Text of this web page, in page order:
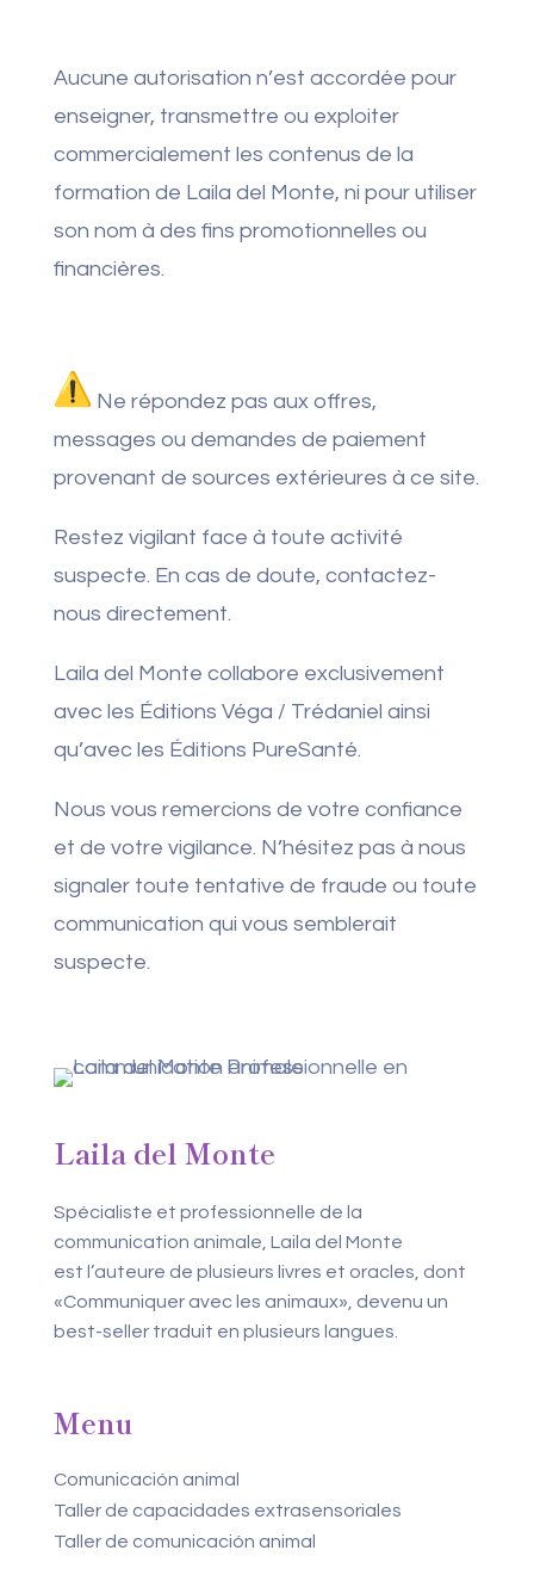
Aucune autorisation n’est accordée pour
enseigner, transmettre ou exploiter
commercialement les contenus de la
formation de Laila del Monte, ni pour utiliser
son nom à des fins promotionnelles ou
financières.
Ne répondez pas aux offres,
messages ou demandes de paiement
provenant de sources extérieures à ce site.
Restez vigilant face à toute activité
suspecte. En cas de doute, contactez-
nous directement.
Laila del Monte collabore exclusivement
avec les Éditions Véga / Trédaniel ainsi
qu’avec les Éditions PureSanté.
Nous vous remercions de votre confiance
et de votre vigilance. N’hésitez pas à nous
signaler toute tentative de fraude ou toute
communication qui vous semblerait
suspecte.
Laila del Monte
Spécialiste et professionnelle de la
communication animale, Laila del Monte
est l’auteure de plusieurs livres et oracles, dont
«Communiquer avec les animaux», devenu un
best-seller traduit en plusieurs langues.
Menu
Comunicación animal
Taller de capacidades extrasensoriales
Taller de comunicación animal